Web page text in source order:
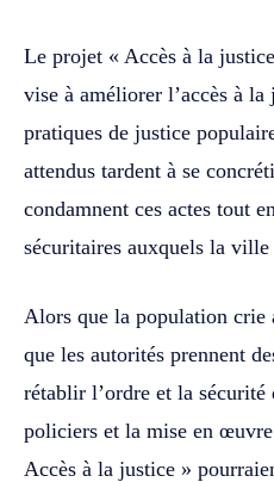
Le projet « Accès à la
vise à améliorer l’accès à
pratiques de justice
attendus tardent à se
condamnent ces actes tout
sécuritaires auxquels la ville
Alors que la population crie
que les autorités prennent
rétablir l’ordre et la
policiers et la mise en
Accès à la justice »